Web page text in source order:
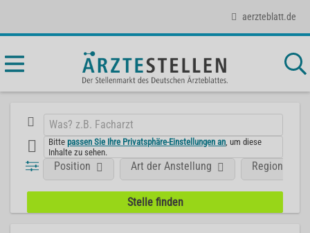
aerzteblatt.de
Bittepassen Sie Ihre Privatsphäre-Einstellungen an , um diese
Inhalte zu sehen.
Position Art der Anstellung Region